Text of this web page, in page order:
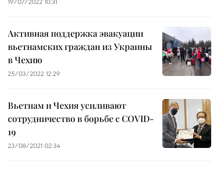
Активная поддержка эвакуации
вьетнамских граждан из Украины
в Чехию
25/03/2022 12:29
Вьетнам и Чехия усиливают
сотрудничество в борьбе с COVID-
19
23/08/2021 02:34